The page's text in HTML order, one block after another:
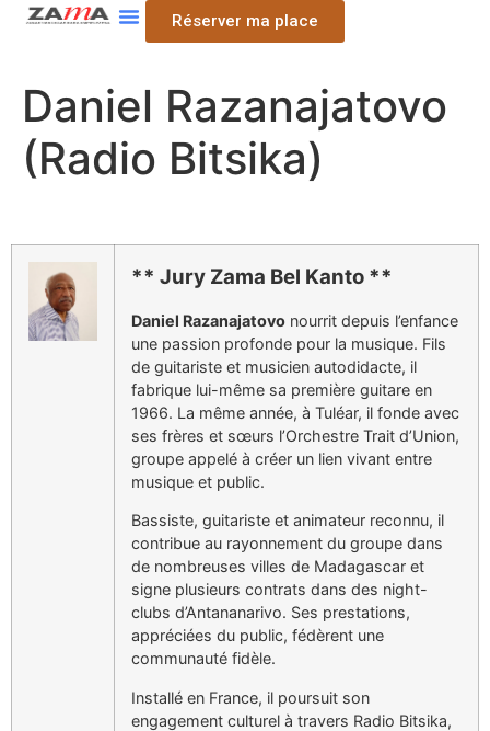
Réserver ma place
Daniel Razanajatovo
(Radio Bitsika)
** Jury Zama Bel Kanto **
Daniel Razanajatovo nourrit depuis l’enfance
une passion profonde pour la musique. Fils
de guitariste et musicien autodidacte, il
fabrique lui-même sa première guitare en
1966. La même année, à Tuléar, il fonde avec
ses frères et sœurs l’Orchestre Trait d’Union,
groupe appelé à créer un lien vivant entre
musique et public.
Bassiste, guitariste et animateur reconnu, il
contribue au rayonnement du groupe dans
de nombreuses villes de Madagascar et
signe plusieurs contrats dans des night-
clubs d’Antananarivo. Ses prestations,
appréciées du public, fédèrent une
communauté fidèle.
Installé en France, il poursuit son
engagement culturel à travers Radio Bitsika,